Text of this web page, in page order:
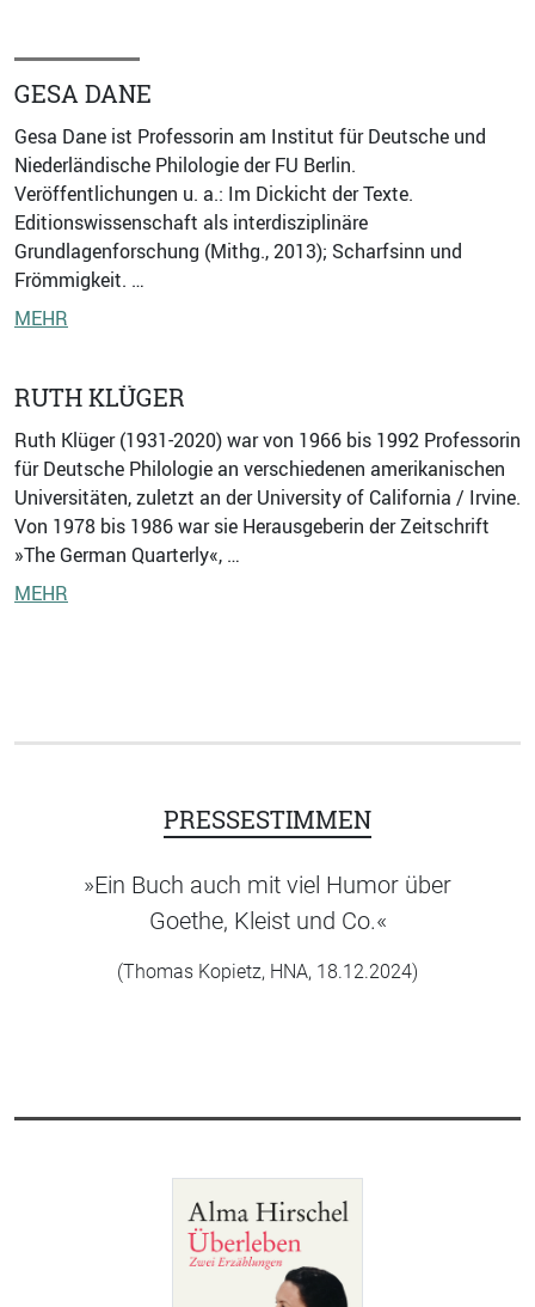
GESA DANE
Gesa Dane ist Professorin am Institut für Deutsche und
Niederländische Philologie der FU Berlin.
Veröffentlichungen u. a.: Im Dickicht der Texte.
Editionswissenschaft als interdisziplinäre
Grundlagenforschung (Mithg., 2013); Scharfsinn und
Frömmigkeit. …
MEHR
RUTH KLÜGER
Ruth Klüger (1931-2020) war von 1966 bis 1992 Professorin
für Deutsche Philologie an verschiedenen amerikanischen
Universitäten, zuletzt an der University of California / Irvine.
Von 1978 bis 1986 war sie Herausgeberin der Zeitschrift
»The German Quarterly«, …
MEHR
PRESSESTIMMEN
»Ein Buch auch mit viel Humor über
Goethe, Kleist und Co.«
(Thomas Kopietz, HNA, 18.12.2024)